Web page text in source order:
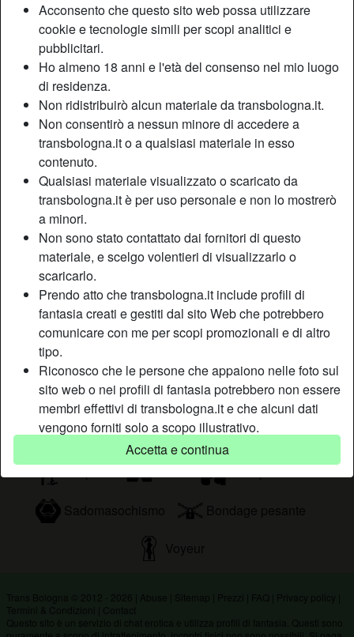
Acconsento che questo sito web possa utilizzare
cookie e tecnologie simili per scopi analitici e
pubblicitari.
Ho almeno 18 anni e l'età del consenso nel mio luogo
di residenza.
Non ridistribuirò alcun materiale da transbologna.it.
Non consentirò a nessun minore di accedere a
transbologna.it o a qualsiasi materiale in esso
contenuto.
Qualsiasi materiale visualizzato o scaricato da
transbologna.it è per uso personale e non lo mostrerò
a minori.
Non sono stato contattato dai fornitori di questo
materiale, e scelgo volentieri di visualizzarlo o
scaricarlo.
Prendo atto che transbologna.it include profili di
fantasia creati e gestiti dal sito Web che potrebbero
comunicare con me per scopi promozionali e di altro
tipo.
Riconosco che le persone che appaiono nelle foto sul
sito web o nei profili di fantasia potrebbero non essere
membri effettivi di transbologna.it e che alcuni dati
vengono forniti solo a scopo illustrativo.
Riconosco che transbologna.it non effettua indagini
sui precedenti dei suoi membri e che il sito Web non
tenta altrimenti di verificare l'esattezza delle
dichiarazioni rese dai suoi membri.
Accetta e continua
Paese:
Italia
Provincia:
Piacenza
Sesso:
Shemale
Sessualità:
Relazione:
Single
Colore degli occhi:
Blu
Altezza:
170 cm
Fumatrice:
Descrizione
Cerco un partner occasionale con il quale praticare sesso
all’aperto in ogni modo, la fantasia potrà suggerirci tante
nuove posizioni e se pensi di avere il coraggio di osare e
di guadagnare questo sublime piacere, allora contattami.
Sta cercando
Uomo, Etero, Bisessuale
Tags
Orali Roleplay Lingerie